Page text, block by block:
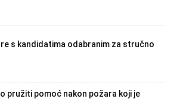
s kandidatima odabranim za stručno
pružiti pomoć nakon požara koji je